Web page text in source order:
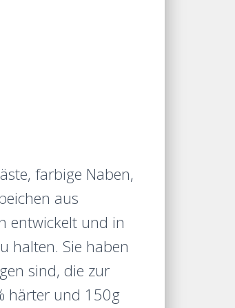
farbige Naben,
aus
entwickelt und in
halten. Sie haben
sind, die zur
härter und 150g